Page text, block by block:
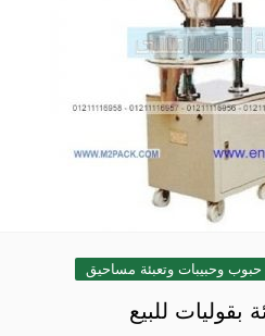
حبوب وحبيبات وتعبئة مساحيق
بقوليات للبيع